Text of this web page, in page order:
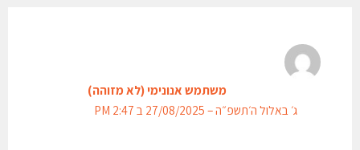
משתמש אנונימי (לא מזוהה)
ג׳ באלול ה׳תשפ״ה – 27/08/2025 ב 2:47 PM